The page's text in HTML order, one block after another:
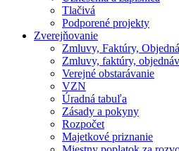
Tlačivá
Podporené projekty
Zverejňovanie
Zmluvy, Faktúry,
Zmluvy, faktúry,
Verejné obstarávanie
VZN
Úradná tabuľa
Zásady a pokyny
Rozpočet
Majetkové priznanie